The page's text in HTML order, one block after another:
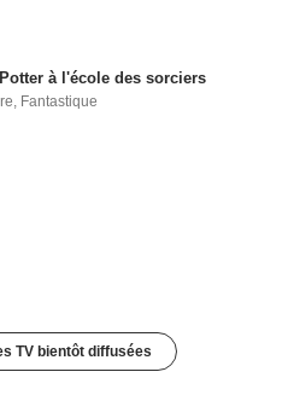
à l'école des sorciers
Fantastique
TV bientôt diffusées